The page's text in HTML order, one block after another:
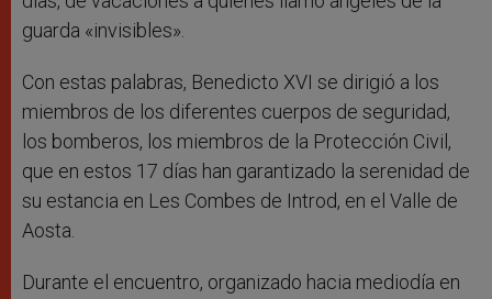
guarda «invisibles».
Con estas palabras, Benedicto XVI se dirigió a los
miembros de los diferentes cuerpos de seguridad,
los bomberos, los miembros de la Protección Civil,
que en estos 17 días han garantizado la serenidad de
su estancia en Les Combes de Introd, en el Valle de
Aosta.
Durante el encuentro, organizado hacia mediodía en